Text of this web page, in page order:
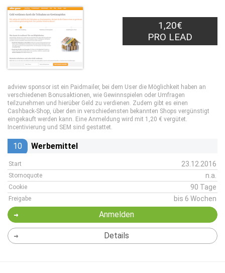
1,20€
PRO LEAD
adview sponsor ist ein Paidmailer, bei dem User die Möglichkeit haben an
verschiedenen Bonusaktionen, wie Gewinnspielen oder Umfragen
teilzunehmen und hierüber Geld zu verdienen. Zudem gibt es einen
Cashback-Shop, über den in verschiedensten bekannten Shops vergünstigt
eingekauft werden kann. Eine Anmeldung wird mit 1,20 € vergütet.
Incentivierung und SEM sind gestattet.
10 Werbemittel
Start 23.12.2016
Stornoquote n.a.
Cookie 90 Tage
Freigabe bis 6 Wochen
Anmelden
Details